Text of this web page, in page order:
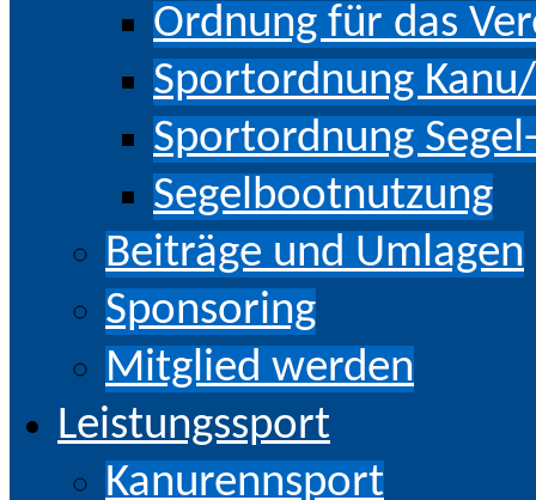
Ordnung für das
Sportordnung
Sportordnung
Segelbootnutzung
Beiträge und Umlagen
Sponsoring
Mitglied werden
Leistungssport
Kanurennsport